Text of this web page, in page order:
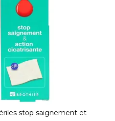
stop saignement et